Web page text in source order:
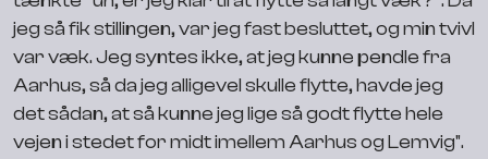
jeg så fik stillingen, var jeg fast besluttet, og min tvivl
var væk. Jeg syntes ikke, at jeg kunne pendle fra
Aarhus, så da jeg alligevel skulle flytte, havde jeg
det sådan, at så kunne jeg lige så godt flytte hele
vejen i stedet for midt imellem Aarhus og Lemvig".